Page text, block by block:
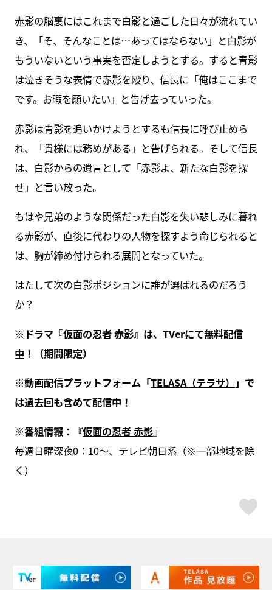
赤影の脳裏にはこれまで白影と過ごした日々が流れてい
き、「そ、そんなことは…あってはならない」と白影が
もういないという事実を否定しようとする。すると青影
は泣きそうな表情で赤影を殴り、信長に「俺はここまで
です。お暇を願いたい」と告げ去っていった。
赤影は青影を追いかけようとするも信長に呼び止めら
れ、「貴様には務めがある」と告げられる。そして信長
は、白影からの遺言として「赤影よ、新たな白影を探
せ」と言い放った。
もはや兄弟のような関係だった白影を失い悲しみに暮れ
る赤影が、直後に代わりの人物を探すよう命じられると
は、胸が締め付けられる展開となっていた。
はたして次の白影ポジションに誰が選ばれるのだろう
か？
※ドラマ『仮面の忍者 赤影』は、 TVerにて無料配信
中 ！（期間限定）
※動画配信プラットフォーム「TELASA（テラサ） 」で
は過去回も含めて配信中！
※番組情報：『仮面の忍者 赤影』
毎週日曜深夜0：10～、テレビ朝日系（※一部地域を除
く）